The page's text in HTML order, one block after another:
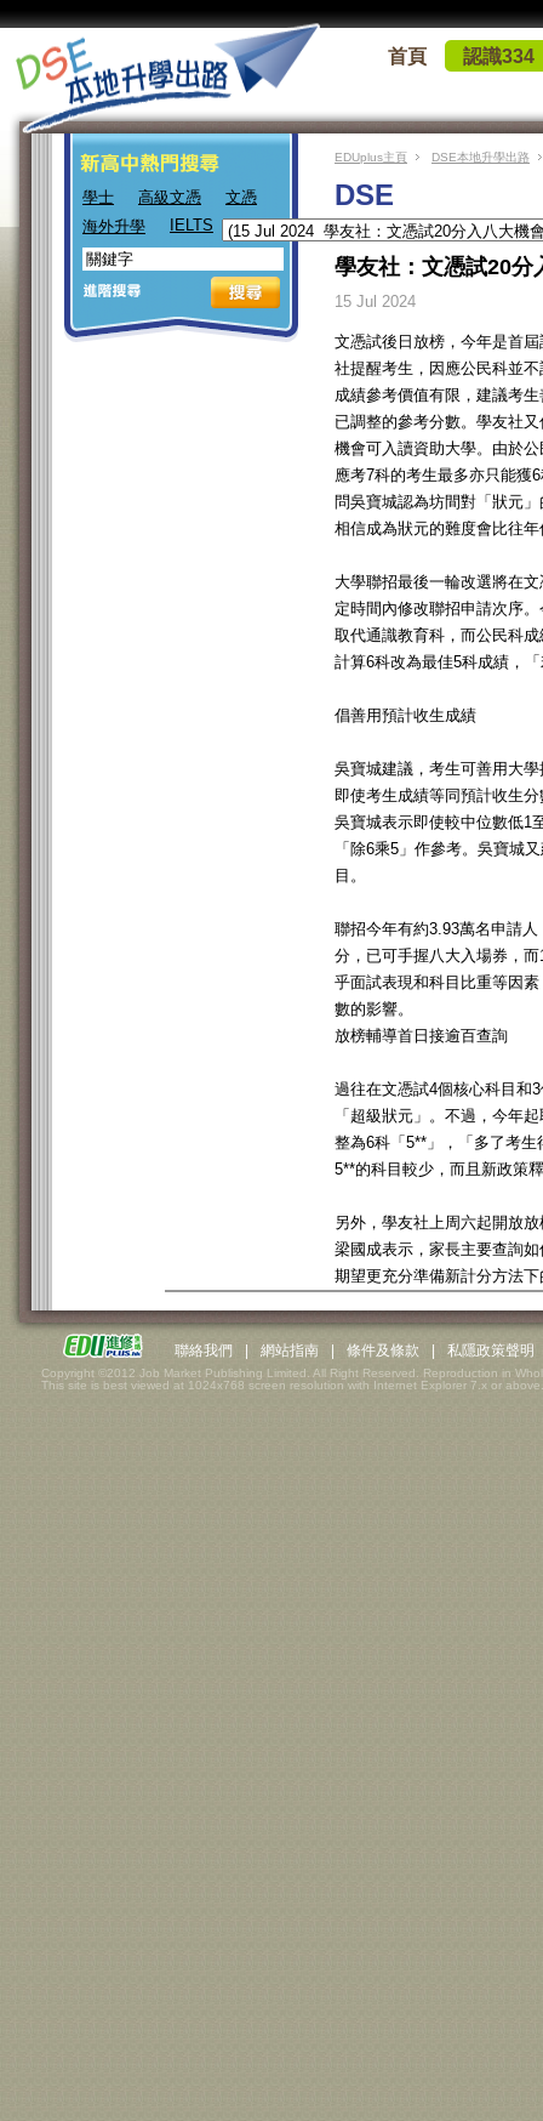
首頁 認識334
學士 高級文憑
文憑
海外升學
IELTS
EDUplus主頁 DSE本地升學出路
DSE
學友社：文憑試20分
15 Jul 2024
文憑試後日放榜，今年是首
社提醒考生，因應公民科並
成績參考價值有限，建議考
已調整的參考分數。學友社
機會可入讀資助大學。由於
應考7科的考生最多亦只能獲
問吳寶城認為坊間對「狀元
相信成為狀元的難度會比往年
大學聯招最後一輪改選將在
定時間內修改聯招申請次序
取代通識教育科，而公民科
計算6科改為最佳5科成績，
倡善用預計收生成績
吳寶城建議，考生可善用大
即使考生成績等同預計收生
吳寶城表示即使較中位數低1
「除6乘5」作參考。吳寶城
目。
聯招今年有約3.93萬名申請
分，已可手握八大入場券，
乎面試表現和科目比重等因
數的影響。
放榜輔導首日接逾百查詢
過往在文憑試4個核心科目和
「超級狀元」。不過，今年
整為6科「5**」，「多了考
5**的科目較少，而且新政策
另外，學友社上周六起開放
梁國成表示，家長主要查詢
期望更充分準備新計分方法
聯絡我們 網站指南 條件及條款 私隱政策聲明
Copyright ©2012 Job Market Publishing Limited. All Right Reserved. Reproduction in
This site is best viewed at 1024x768 screen resolution with Internet Explorer 7.x or